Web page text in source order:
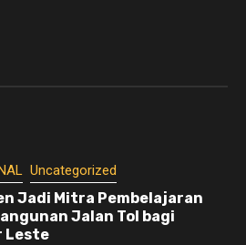
Uncategorized
Jadi Mitra Pembelajaran
Jalan Tol bagi
Leste